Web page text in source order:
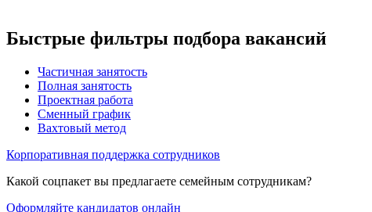
Быстрые фильтры подбора вакансий
Частичная занятость
Полная занятость
Проектная работа
Сменный график
Вахтовый метод
Корпоративная поддержка сотрудников
Какой соцпакет вы предлагаете семейным сотрудникам?
Оформляйте кандидатов онлайн